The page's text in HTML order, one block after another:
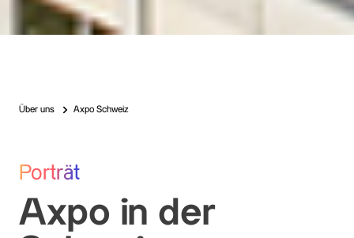
Über uns Axpo Schweiz
Porträt
Axpo in der